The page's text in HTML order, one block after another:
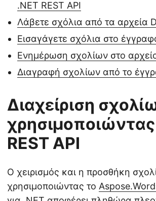
.NET REST API
Λάβετε σχόλια από τα αρχεία
Εισαγάγετε σχόλια στο
Ενημέρωση σχολίων στο
Διαγραφή σχολίων από το
Διαχείριση
REST API
Ο χειρισμός και η προσθήκη
χρησιμοποιώντας το